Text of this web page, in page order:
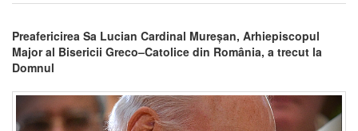
Preafericirea Sa Lucian Cardinal Mureșan, Arhiepiscopul
Major al Bisericii Greco–Catolice din România, a trecut la
Domnul